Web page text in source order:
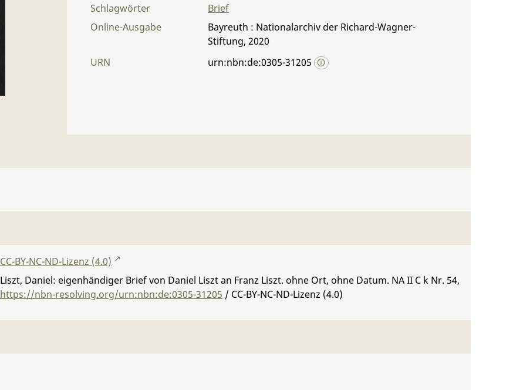
Schlagwörter
Brief
Online-Ausgabe
Bayreuth : Nationalarchiv der Richard-Wagner-
Stiftung, 2020
URN
urn:nbn:de:0305-31205
CC-BY-NC-ND-Lizenz (4.0)
Liszt, Daniel: eigenhändiger Brief von Daniel Liszt an Franz Liszt. ohne Ort, ohne Datum. NA II C k Nr. 54,
https://nbn-resolving.org/urn:nbn:de:0305-31205 / CC-BY-NC-ND-Lizenz (4.0)